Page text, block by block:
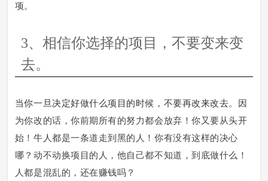
项。
3、相信你选择的项目，不要变来变
去。
当你一旦决定好做什么项目的时候，不要再改来改去。 因
为你改的话，你前期所有的努力都会放弃！你又要从头开
始！牛人都是一条道走到黑的人！你有没有这样的决心
哪？动不动换项目的人，他自己都不知道，到底做什么！
人都是混乱的，还在赚钱吗？